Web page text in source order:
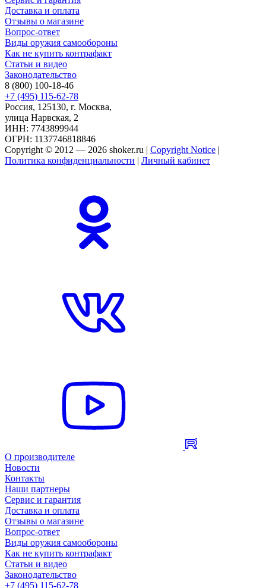
Доставка и оплата
Отзывы о магазине
Вопрос-ответ
Виды оружия самообороны
Как не купить контрафакт
Статьи и видео
Законодательство
8 (800) 100-18-46
+7 (495) 115-62-78
Россия, 125130, г. Москва,
улица Нарвская, 2
ИНН: 7743899944
ОГРН: 1137746818846
Copyright © 2012 — 2026 shoker.ru | Copyright Notice |
Политика конфиденциальности | Личный кабинет
О производителе
Новости
Контакты
Наши партнеры
Сервис и гарантия
Доставка и оплата
Отзывы о магазине
Вопрос-ответ
Виды оружия самообороны
Как не купить контрафакт
Статьи и видео
Законодательство
+7 (495) 115-62-78